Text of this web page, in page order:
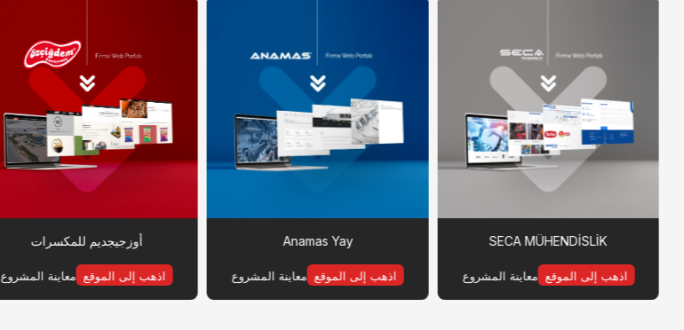
SECA MÜHENDİSLİK
اذهب إلى الموقع معاينة المشروع
Anamas Yay
اذهب إلى الموقع معاينة المشروع
أوزجيجديم للمكسرات
اذهب إلى الموقع معاينة المشروع